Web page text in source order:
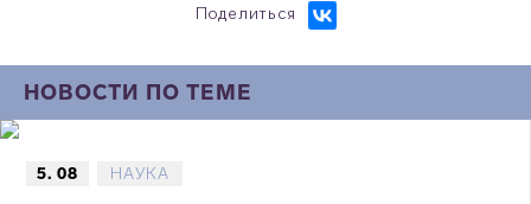
Поделиться
НОВОСТИ ПО ТЕМЕ
5. 08 НАУКА